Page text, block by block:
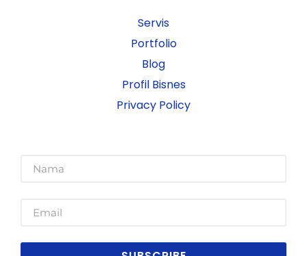
Servis
Portfolio
Blog
Profil Bisnes
Privacy Policy